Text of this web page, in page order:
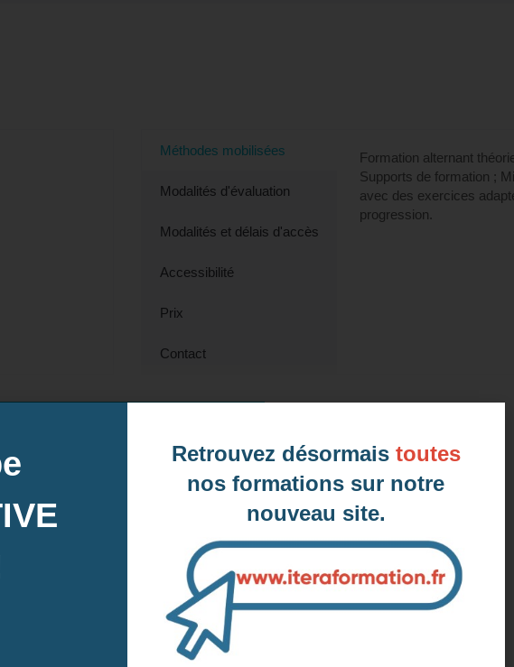
Méthodes mobilisées
Modalités d'évaluation
Modalités et délais d'accès
Accessibilité
Prix
Contact
Formation alternant
Supports de formation ;
avec des exercices
progression.
des prochaines sessions
Lyon, Strasbourg, Lille, Toulouse, Bordeaux, Nantes...)
Intra-entreprise et sur mesure
Retrouvez désormais toutes
nos formations sur notre
nouveau site.